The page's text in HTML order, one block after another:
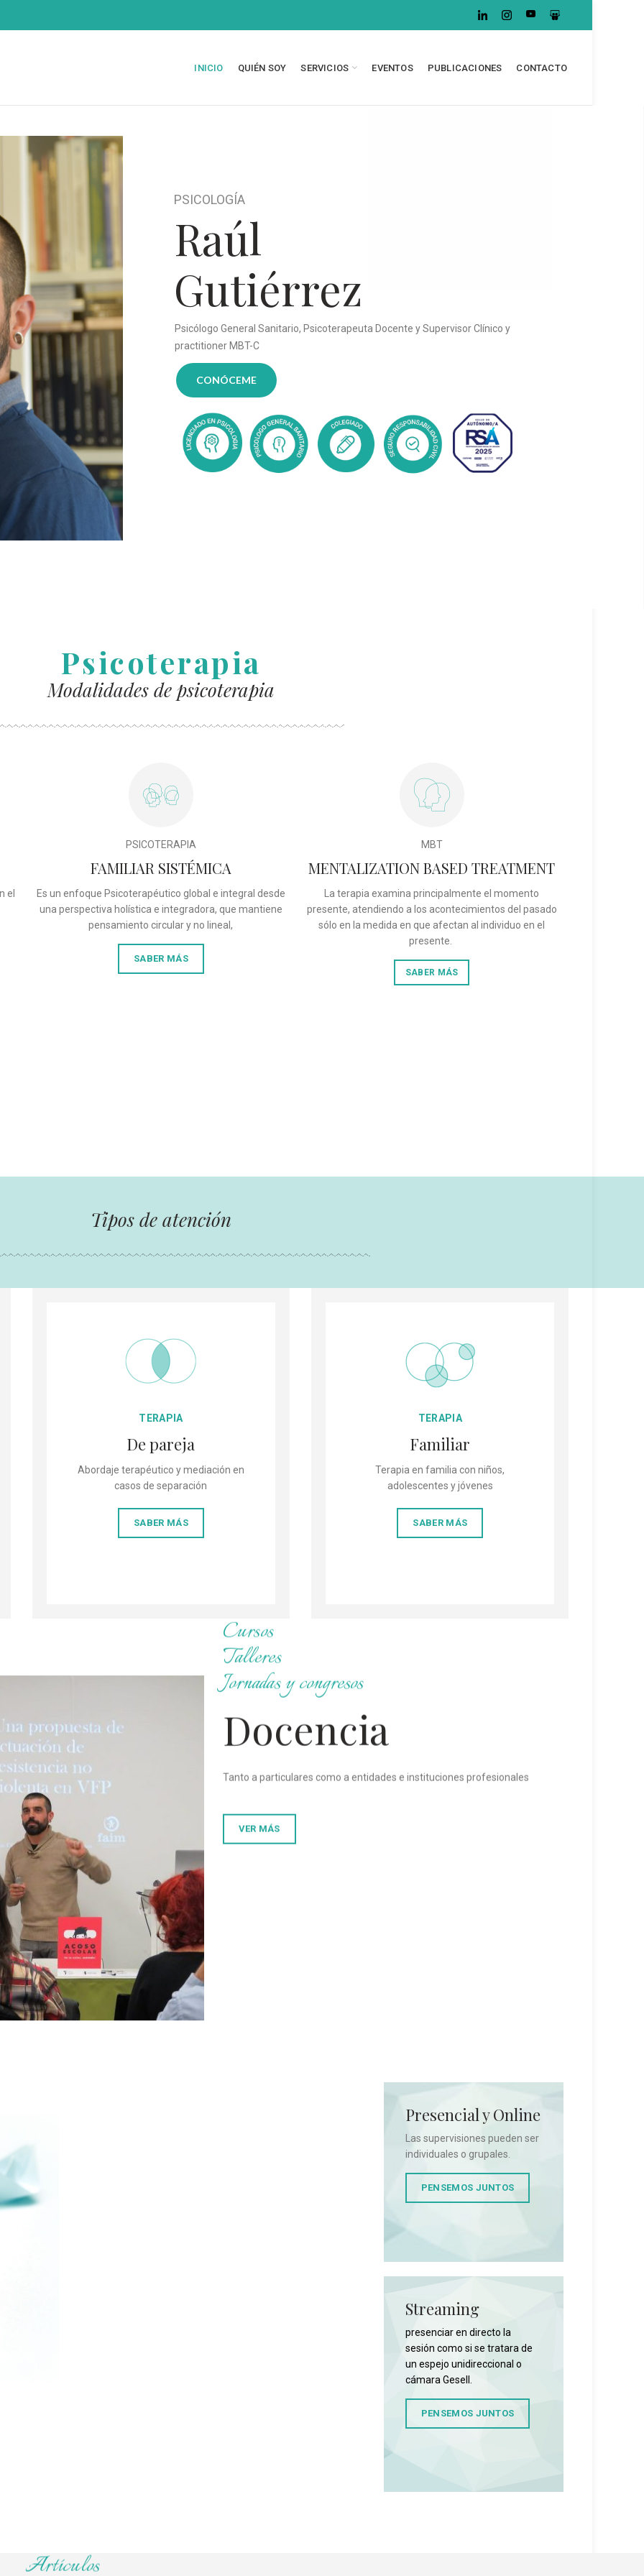
INICIO QUIÉN SOY SERVICIOS EVENTOS PUBLICACIONES CONTACTO
Raúl
Gutiérrez
Psicólogo General Sanitario, Psicoterapeuta Docente y Supervisor Clínico y
practitioner MBT-C
CONÓCEME
PSICOLOGÍA
Psicoterapia
Modalidades de psicoterapia
el
PSICOTERAPIA
FAMILIAR SISTÉMICA
Es un enfoque Psicoterapéutico global e integral desde
una perspectiva holística e integradora, que mantiene
pensamiento circular y no lineal,
SABER MÁS
MBT
MENTALIZATION BASED TREATMENT
La terapia examina principalmente el momento
presente, atendiendo a los acontecimientos del pasado
sólo en la medida en que afectan al individuo en el
presente.
SABER MÁS
Tipos de atención
TERAPIA
De pareja
Abordaje terapéutico y mediación en
casos de separación
SABER MÁS
TERAPIA
Familiar
Terapia en familia con niños,
adolescentes y jóvenes
SABER MÁS
Cursos
Talleres
Jornadas y congresos
Docencia
Tanto a particulares como a entidades e instituciones profesionales
VER MÁS
Presencial y Online
Las supervisiones pueden ser
individuales o grupales.
PENSEMOS JUNTOS
Streaming
presenciar en directo la
sesión como si se tratara de
un espejo unidireccional o
cámara Gesell.
PENSEMOS JUNTOS
Artículos